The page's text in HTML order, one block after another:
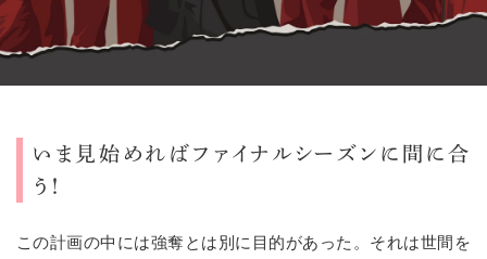
いま見始めればファイナルシーズンに間に合
う！
この計画の中には強奪とは別に目的があった。それは世間を